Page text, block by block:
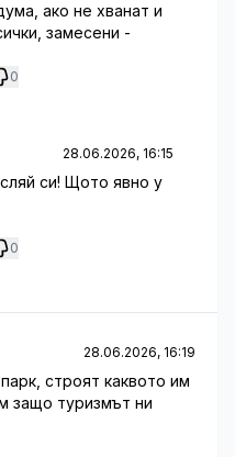
ако не хванат и
замесени -
0
28.06.2026, 16:15
си! Щото явно у
0
28.06.2026, 16:19
строят каквото им
защо туризмът ни